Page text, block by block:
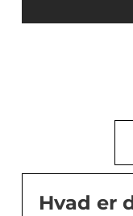
Hvad er